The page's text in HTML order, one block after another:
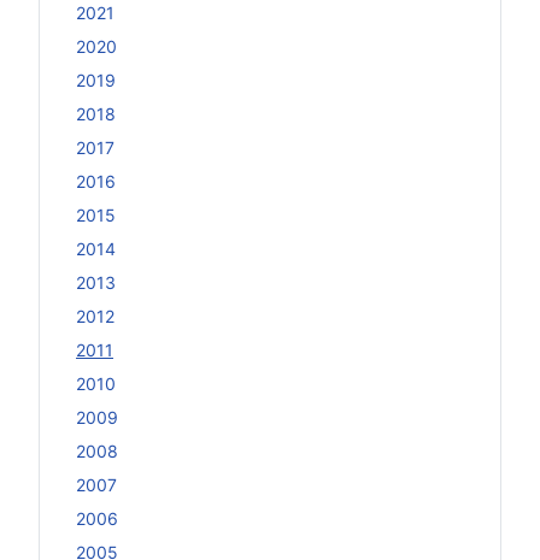
2021
2020
2019
2018
2017
2016
2015
2014
2013
2012
2011
2010
2009
2008
2007
2006
2005